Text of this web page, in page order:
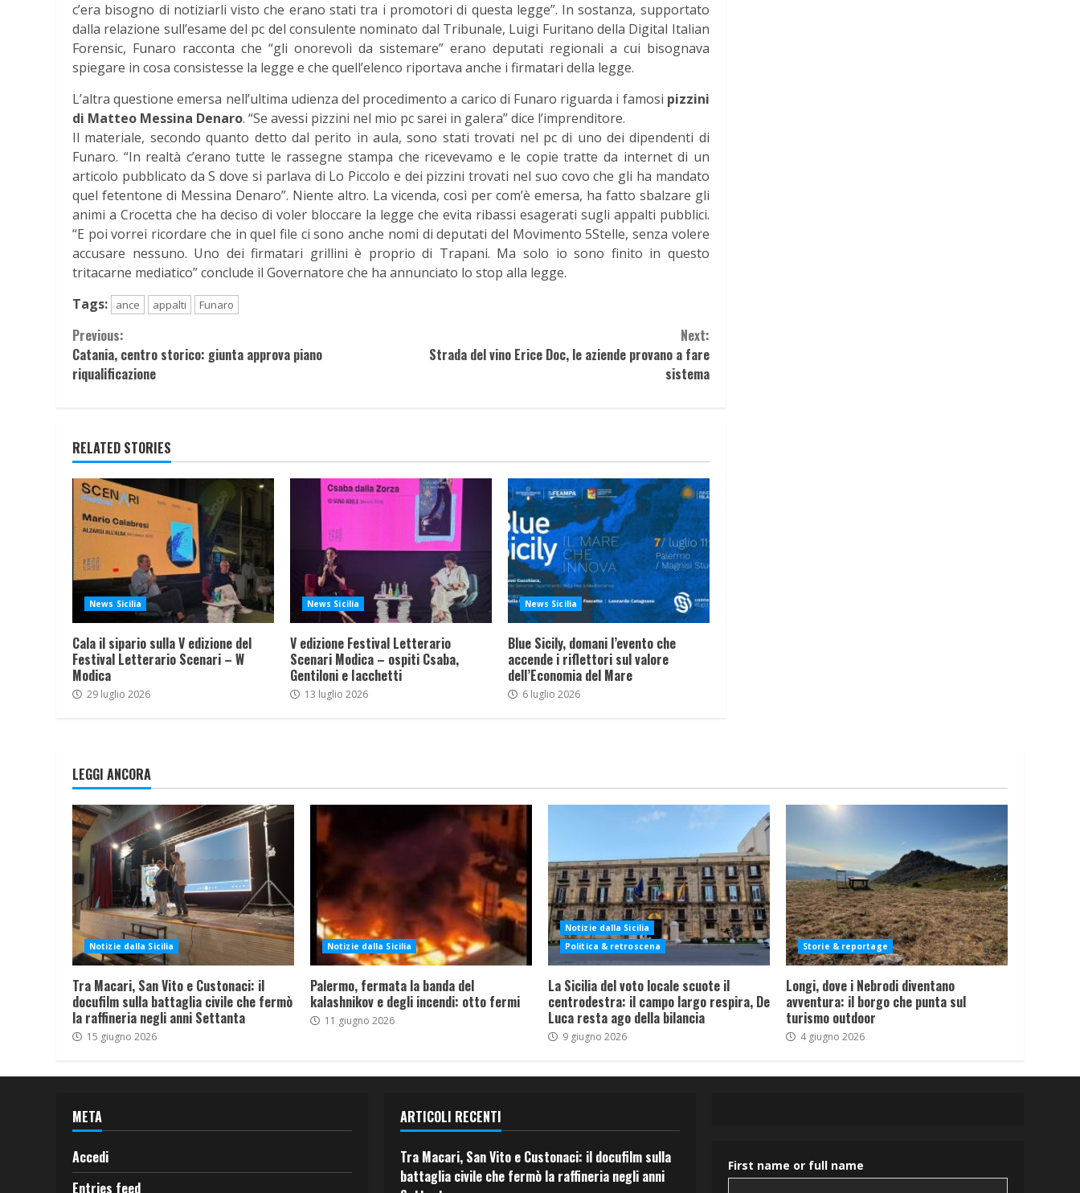
c’era bisogno di notiziarli visto che erano stati tra i promotori di questa legge”. In sostanza, supportato
dalla relazione sull’esame del pc del consulente nominato dal Tribunale, Luigi Furitano della Digital Italian
Forensic, Funaro racconta che “gli onorevoli da sistemare” erano deputati regionali a cui bisognava
spiegare in cosa consistesse la legge e che quell’elenco riportava anche i firmatari della legge.
L’altra questione emersa nell’ultima udienza del procedimento a carico di Funaro riguarda i famosi pizzini
di Matteo Messina Denaro. “Se avessi pizzini nel mio pc sarei in galera” dice l’imprenditore.
Il materiale, secondo quanto detto dal perito in aula, sono stati trovati nel pc di uno dei dipendenti di
Funaro. “In realtà c’erano tutte le rassegne stampa che ricevevamo e le copie tratte da internet di un
articolo pubblicato da S dove si parlava di Lo Piccolo e dei pizzini trovati nel suo covo che gli ha mandato
quel fetentone di Messina Denaro”. Niente altro. La vicenda, così per com’è emersa, ha fatto sbalzare gli
animi a Crocetta che ha deciso di voler bloccare la legge che evita ribassi esagerati sugli appalti pubblici.
“E poi vorrei ricordare che in quel file ci sono anche nomi di deputati del Movimento 5Stelle, senza volere
accusare nessuno. Uno dei firmatari grillini è proprio di Trapani. Ma solo io sono finito in questo
tritacarne mediatico” conclude il Governatore che ha annunciato lo stop alla legge.
Tags:
ance appalti Funaro
Continue
Reading
Previous:
Catania, centro storico: giunta approva piano
riqualificazione
Next:
Strada del vino Erice Doc, le aziende provano a fare
sistema
RELATED STORIES
News Sicilia
Cala il sipario sulla V edizione del
Festival Letterario Scenari – W
Modica
29 luglio 2026
News Sicilia
V edizione Festival Letterario
Scenari Modica – ospiti Csaba,
Gentiloni e Iacchetti
13 luglio 2026
News Sicilia
Blue Sicily, domani l’evento che
accende i riflettori sul valore
dell’Economia del Mare
6 luglio 2026
LEGGI ANCORA
Notizie dalla Sicilia
Tra Macari, San Vito e Custonaci: il
docufilm sulla battaglia civile che fermò
la raffineria negli anni Settanta
15 giugno 2026
Notizie dalla Sicilia
Palermo, fermata la banda del
kalashnikov e degli incendi: otto fermi
11 giugno 2026
Notizie dalla Sicilia
Politica & retroscena
La Sicilia del voto locale scuote il
centrodestra: il campo largo respira, De
Luca resta ago della bilancia
9 giugno 2026
Storie & reportage
Longi, dove i Nebrodi diventano
avventura: il borgo che punta sul
turismo outdoor
4 giugno 2026
META
Accedi
Entries feed
ARTICOLI RECENTI
Tra Macari, San Vito e Custonaci: il docufilm sulla
battaglia civile che fermò la raffineria negli anni
First name or full name